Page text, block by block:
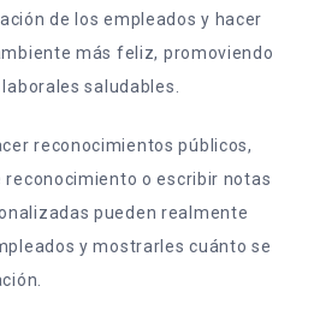
de los empleados y hacer
más feliz, promoviendo
saludables.
reconocimientos públicos,
o escribir notas
pueden realmente
y mostrarles cuánto se